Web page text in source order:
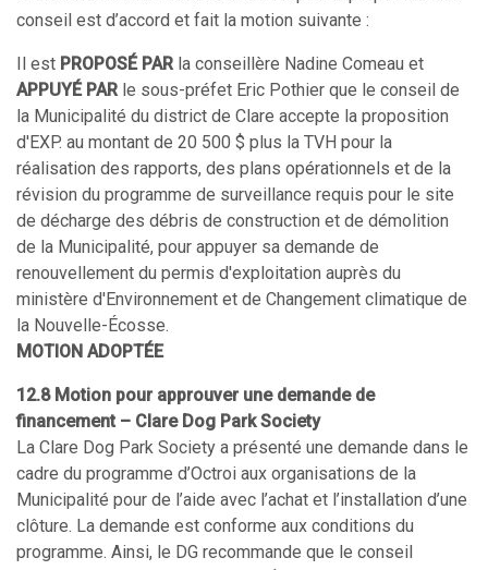
conseil est d’accord et fait la motion suivante :
Il est PROPOSÉ PAR la conseillère Nadine Comeau et
APPUYÉ PAR le sous-préfet Eric Pothier que le conseil de
la Municipalité du district de Clare accepte la proposition
d'EXP. au montant de 20 500 $ plus la TVH pour la
réalisation des rapports, des plans opérationnels et de la
révision du programme de surveillance requis pour le site
de décharge des débris de construction et de démolition
de la Municipalité, pour appuyer sa demande de
renouvellement du permis d'exploitation auprès du
ministère d'Environnement et de Changement climatique de
la Nouvelle-Écosse.
MOTION ADOPTÉE
12.8 Motion pour approuver une demande de
financement – Clare Dog Park Society
La Clare Dog Park Society a présenté une demande dans le
cadre du programme d’Octroi aux organisations de la
Municipalité pour de l’aide avec l’achat et l’installation d’une
clôture. La demande est conforme aux conditions du
programme. Ainsi, le DG recommande que le conseil